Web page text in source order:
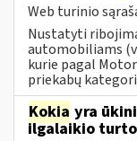
Web turinio
Nustatyti
automobiliams
kurie pagal
priekabų
Kokia yra
ilgalaikio